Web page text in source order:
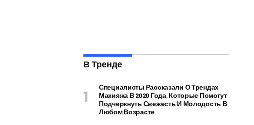
В Тренде
Специалисты Рассказали О Трендах
Макияжа В 2020 Года, Которые Помогут
Подчеркнуть Свежесть И Молодость В
Любом Возрасте